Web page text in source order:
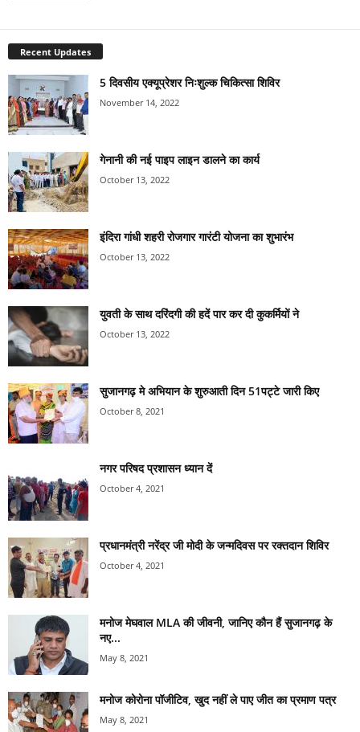
Recent Updates
5 दिवसीय एक्यूप्रेशर निःशुल्क चिकित्सा शिविर
November 14, 2022
गेनानी की नई पाइप लाइन डालने का कार्य
October 13, 2022
इंदिरा गांधी शहरी रोजगार गारंटी योजना का शुभारंभ
October 13, 2022
युवती के साथ दरिंदगी की हदें पार कर दी कुकर्मियों ने
October 13, 2022
सुजानगढ़ मे अभियान के शुरुआती दिन 51पट्टे जारी किए
October 8, 2021
नगर परिषद प्रशासन ध्यान दें
October 4, 2021
प्रधानमंत्री नरेंद्र जी मोदी के जन्मदिवस पर रक्तदान शिविर
October 4, 2021
मनोज मेघवाल MLA की जीवनी, जानिए कौन हैं सुजानगढ़ के
नए...
May 8, 2021
मनोज कोरोना पॉजीटिव, खुद नहीं ले पाए जीत का प्रमाण पत्र
May 8, 2021